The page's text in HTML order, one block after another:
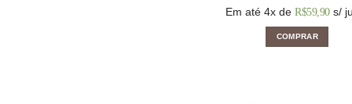
Em até 4x de R$59,90 s/
COMPRAR